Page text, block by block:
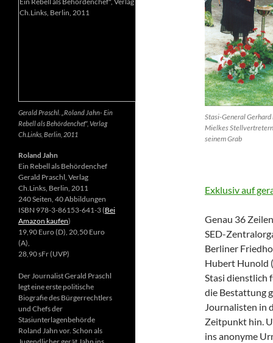
Stasi-General
Mielkes
seinem Grab
Exklusiv auf
Genau 36
SED-
Berliner
Hubert Hunold
Stasi dienstlich
die Bestattung
Journalisten in
Zeitpunkt hin.
ins anonyme
Gerald Praschl. „Roland Jahn- Ein
Rebell als Behördenchef“, Verlag
Ch.Links, Berlin, 2011
Roland Jahn
Ein Rebell als Behördenchef
Gerald Praschl, Verlag
Ch.Links, Berlin, 2011
240 Seiten, 40 Abbildungen
ISBN 978-3-86153-641-3 (Bei
Amazon kaufen)
19,90 Euro (D), 20,50 Euro
(A),
28,90 sFr (UVP)
Der Journalist Gerald Praschl
legt eine erste politische
Biografie des Bürgerrechtlers
und Chefs der
Stasiunterlagenbehörde
Roland Jahn vor. Schon als